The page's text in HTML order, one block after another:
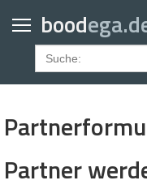
bood
Geldbörsen
Gürtel
Apple Watch Armbänder
Samsung Watch
Partner